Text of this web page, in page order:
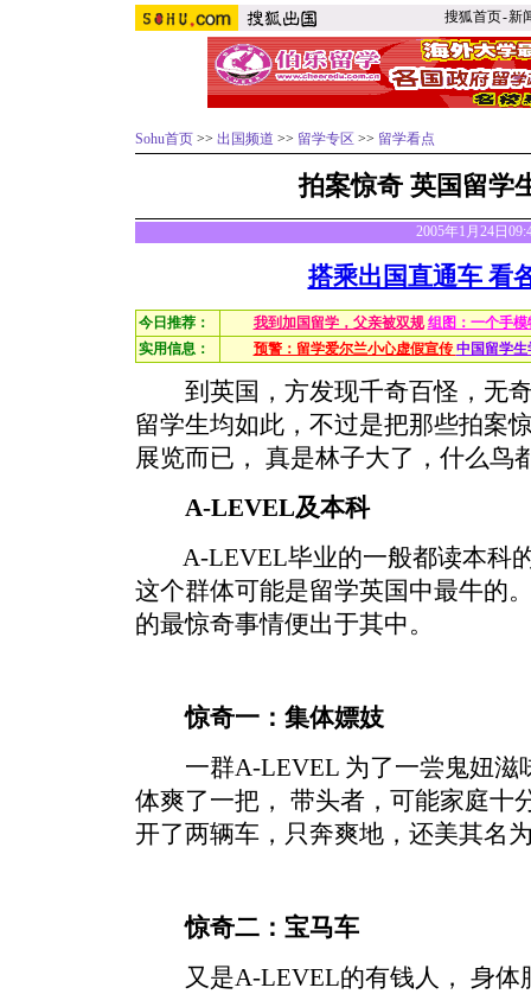
搜狐首页-新
Sohu首页 >> 出国频道 >> 留学专区 >> 留学看点
拍案惊奇 英国留学
2005年1月24日
搭乘出国直通车 看
今日推荐： 我到加国留学，父亲被双规 组图：一个手
实用信息：
预警：留学爱尔兰小心虚假宣传 中国留学
到英国，方发现千奇百怪，无奇
留学生均如此，不过是把那些拍案
展览而已， 真是林子大了，什么鸟
A-LEVEL及本科
A-LEVEL毕业的一般都读本科
这个群体可能是留学英国中最牛的
的最惊奇事情便出于其中。
惊奇一：集体嫖妓
一群A-LEVEL 为了一尝鬼妞滋
体爽了一把， 带头者，可能家庭十
开了两辆车，只奔爽地，还美其名
惊奇二：宝马车
又是A-LEVEL的有钱人， 身体